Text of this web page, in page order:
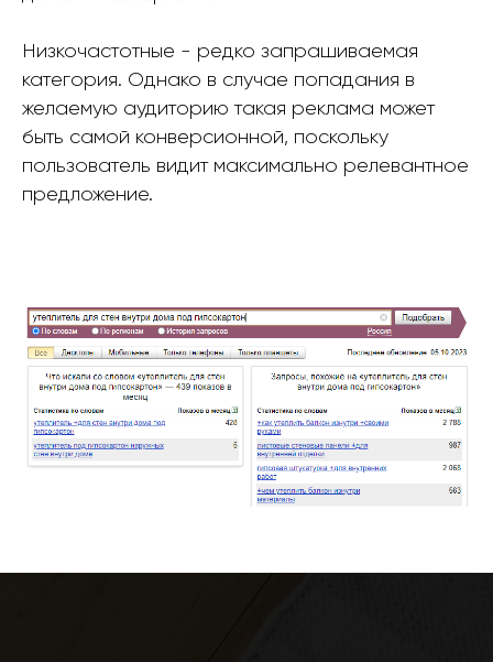
Низкочастотные - редко запрашиваемая
категория. Однако в случае попадания в
желаемую аудиторию такая реклама может
быть самой конверсионной, поскольку
пользователь видит максимально релевантное
предложение.